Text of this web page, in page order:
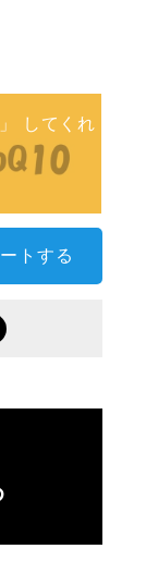
してくれ
トする